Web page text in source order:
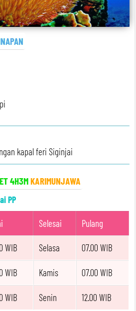
kapal feri Siginjai
4H3MKARIMUNJAWA
PP
Selesai Pulang
WIB Selasa 07.00 WIB
WIB Kamis 07.00 WIB
WIB Senin 12.00 WIB